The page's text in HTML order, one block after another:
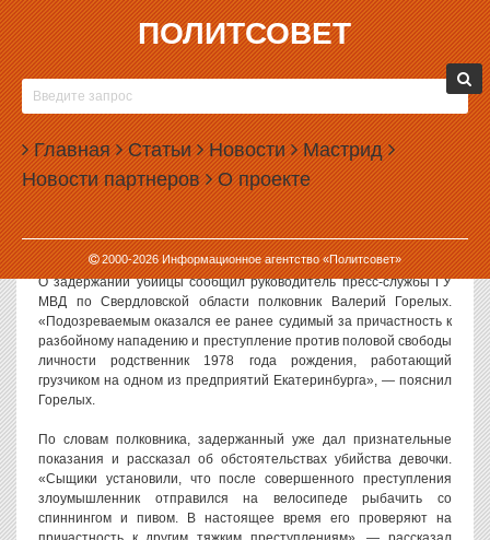
ПОЛИТСОВЕТ
Главная Статьи Новости Мастрид
Новости партнеров О проекте
2000-2026Информационное агентство «Политсовет»
02.08.2013, 11:30
ПРОПАВШУЮ В КЛЮЧЕВСКЕ ДЕВОЧКУ УБИЛ
РОДСТВЕННИК-МАНЬЯК
Полиция задержала предполагаемого убийцу четырехлетней
Яны Белоусовой, чье тело было найдено накануне вечером в
лесу в районе поселка Ключевск. Преступником оказался
родственник погибшей, ранее судимый за преступления на
сексуальной почве.
О задержании убийцы сообщил руководитель пресс-службы ГУ
МВД по Свердловской области полковник Валерий Горелых.
«Подозреваемым оказался ее ранее судимый за причастность к
разбойному нападению и преступление против половой свободы
личности родственник 1978 года рождения, работающий
грузчиком на одном из предприятий Екатеринбурга», — пояснил
Горелых.
По словам полковника, задержанный уже дал признательные
показания и рассказал об обстоятельствах убийства девочки.
«Сыщики установили, что после совершенного преступления
злоумышленник отправился на велосипеде рыбачить со
спиннингом и пивом. В настоящее время его проверяют на